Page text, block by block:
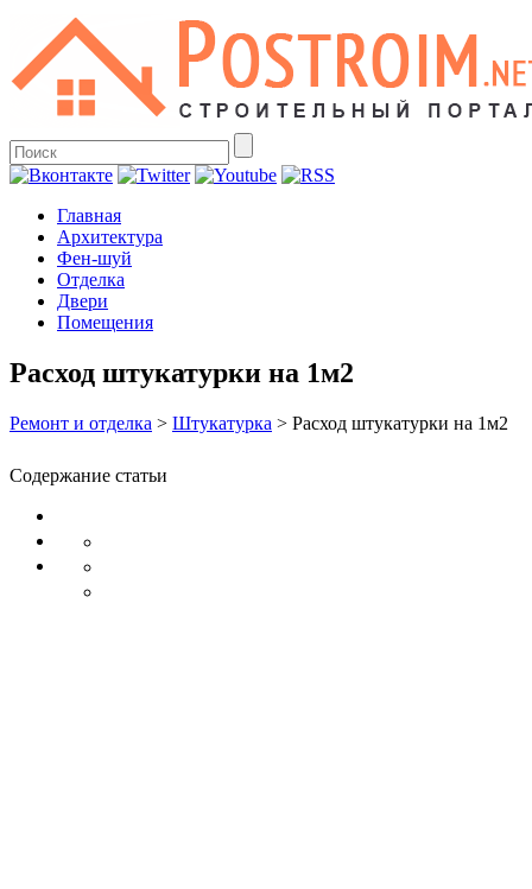
Главная
Архитектура
Фен-шуй
Отделка
Двери
Помещения
Расход штукатурки на 1м2
Ремонт и отделка > Штукатурка > Расход штукатурки на 1м2
Содержание статьи